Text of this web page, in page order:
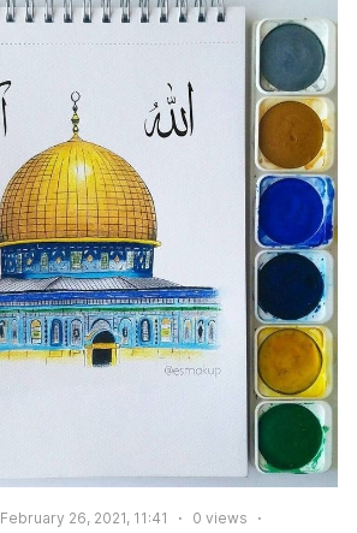
February 26, 2021, 11:41 0 views